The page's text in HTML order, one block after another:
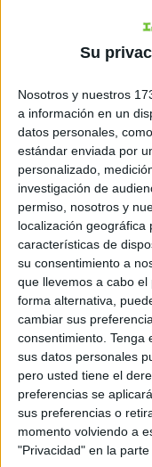
Su
Nosotros y nuestros
a información en un
datos personales,
estándar enviada por
personalizado,
investigación de
permiso, nosotros y
localización geográfica
características de
su consentimiento a
que llevemos a cabo
forma alternativa,
cambiar sus
consentimiento. Tenga
sus datos personales
pero usted tiene el
preferencias se
sus preferencias o
momento volviendo a
"Privacidad" en la
lo que se
luego
habilidades
capacidad de
Practica la
oportunidad
escritura a
su legibilidad.
Refuerza la
permiten
estudiantes
para escribir
En resumen, los
para mejorar la
auditiva de los
son una forma
concentración y la